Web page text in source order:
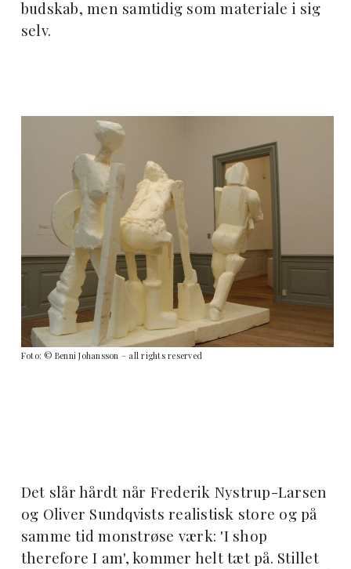
budskab, men samtidig som materiale i sig
selv.
Foto: © Benni Johansson – all rights reserved
Det slår hårdt når Frederik Nystrup-Larsen
og Oliver Sundqvists realistisk store og på
samme tid monstrøse værk: 'I shop
therefore I am', kommer helt tæt på. Stillet